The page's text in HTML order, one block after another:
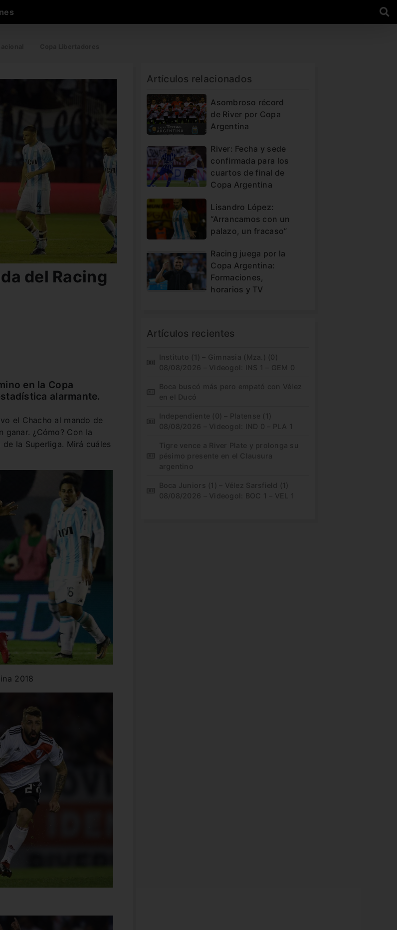
del Racing
en la Copa
alarmante.
el Chacho al mando de
ganar. ¿Cómo? Con la
la Superliga. Mirá cuáles
2018
Artículos relacionados
Asombroso récord
de River por Copa
Argentina
River: Fecha y sede
confirmada para los
cuartos de final de
Copa Argentina
Lisandro López:
“Arrancamos con un
palazo, un fracaso”
Racing juega por la
Copa Argentina:
Formaciones,
horarios y TV
Artículos recientes
Instituto (1) – Gimnasia (Mza.) (0)
08/08/2026 – Videogol: INS 1 – GEM 0
Boca buscó más pero empató con Vélez
en el Ducó
Independiente (0) – Platense (1)
08/08/2026 – Videogol: IND 0 – PLA 1
Tigre vence a River Plate y prolonga su
pésimo presente en el Clausura
argentino
Boca Juniors (1) – Vélez Sarsfield (1)
08/08/2026 – Videogol: BOC 1 – VEL 1